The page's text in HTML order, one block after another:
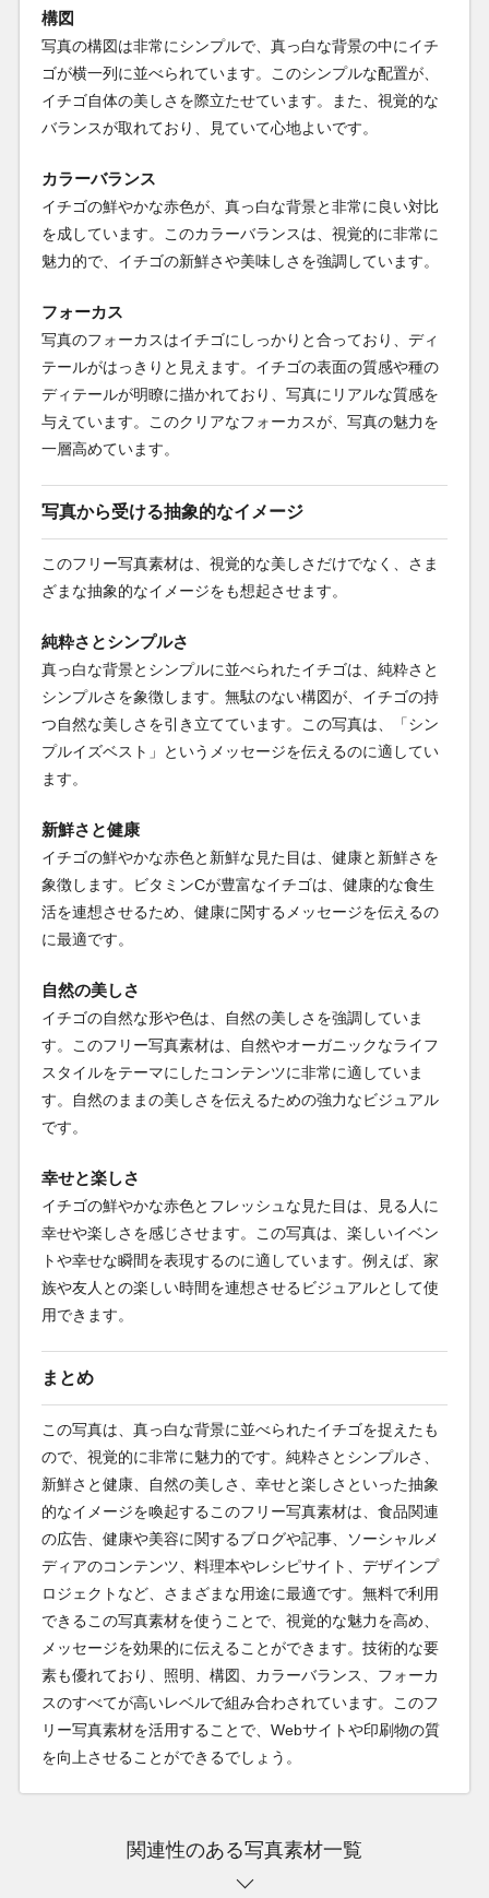
構図
写真の構図は非常にシンプルで、真っ白な背景の中にイチ
ゴが横一列に並べられています。このシンプルな配置が、
イチゴ自体の美しさを際立たせています。また、視覚的な
バランスが取れており、見ていて心地よいです。
カラーバランス
イチゴの鮮やかな赤色が、真っ白な背景と非常に良い対比
を成しています。このカラーバランスは、視覚的に非常に
魅力的で、イチゴの新鮮さや美味しさを強調しています。
フォーカス
写真のフォーカスはイチゴにしっかりと合っており、ディ
テールがはっきりと見えます。イチゴの表面の質感や種の
ディテールが明瞭に描かれており、写真にリアルな質感を
与えています。このクリアなフォーカスが、写真の魅力を
一層高めています。
写真から受ける抽象的なイメージ
このフリー写真素材は、視覚的な美しさだけでなく、さま
ざまな抽象的なイメージをも想起させます。
純粋さとシンプルさ
真っ白な背景とシンプルに並べられたイチゴは、純粋さと
シンプルさを象徴します。無駄のない構図が、イチゴの持
つ自然な美しさを引き立てています。この写真は、「シン
プルイズベスト」というメッセージを伝えるのに適してい
ます。
新鮮さと健康
イチゴの鮮やかな赤色と新鮮な見た目は、健康と新鮮さを
象徴します。ビタミンCが豊富なイチゴは、健康的な食生
活を連想させるため、健康に関するメッセージを伝えるの
に最適です。
自然の美しさ
イチゴの自然な形や色は、自然の美しさを強調していま
す。このフリー写真素材は、自然やオーガニックなライフ
スタイルをテーマにしたコンテンツに非常に適していま
す。自然のままの美しさを伝えるための強力なビジュアル
です。
幸せと楽しさ
イチゴの鮮やかな赤色とフレッシュな見た目は、見る人に
幸せや楽しさを感じさせます。この写真は、楽しいイベン
トや幸せな瞬間を表現するのに適しています。例えば、家
族や友人との楽しい時間を連想させるビジュアルとして使
用できます。
まとめ
この写真は、真っ白な背景に並べられたイチゴを捉えたも
ので、視覚的に非常に魅力的です。純粋さとシンプルさ、
新鮮さと健康、自然の美しさ、幸せと楽しさといった抽象
的なイメージを喚起するこのフリー写真素材は、食品関連
の広告、健康や美容に関するブログや記事、ソーシャルメ
ディアのコンテンツ、料理本やレシピサイト、デザインプ
ロジェクトなど、さまざまな用途に最適です。無料で利用
できるこの写真素材を使うことで、視覚的な魅力を高め、
メッセージを効果的に伝えることができます。技術的な要
素も優れており、照明、構図、カラーバランス、フォーカ
スのすべてが高いレベルで組み合わされています。このフ
リー写真素材を活用することで、Webサイトや印刷物の質
を向上させることができるでしょう。
関連性のある写真素材一覧